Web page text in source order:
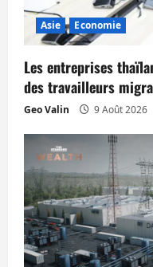
’
a
r
t
i
c
l
e
Asie Economie
Les entreprises
des travailleurs
Geo Valin 9 Août 2026